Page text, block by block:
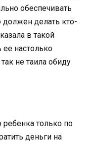
обеспечивать
должен делать кто-
в такой
настолько
не таила обиду
только по
деньги на